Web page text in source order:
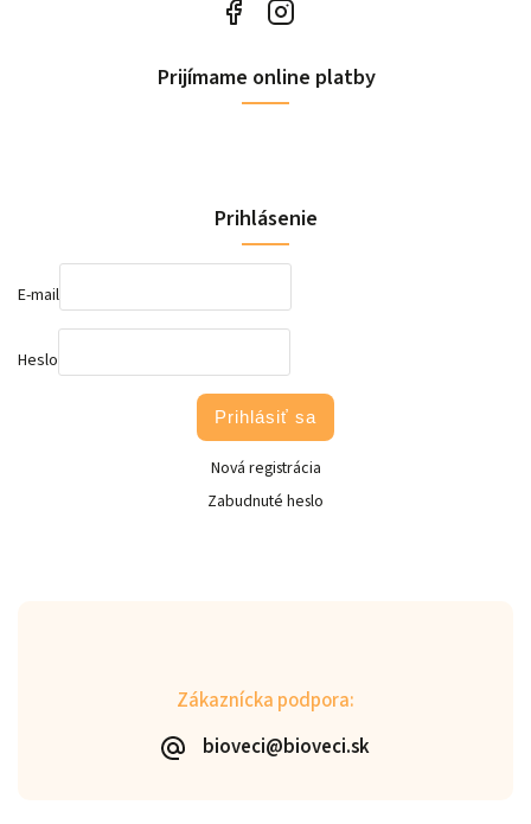
Zákaznícka podpora:
bioveci@bioveci.sk
Prijímame online platby
Prihlásenie
E-mail
Heslo
Prihlásiť sa
Nová registrácia
Zabudnuté heslo